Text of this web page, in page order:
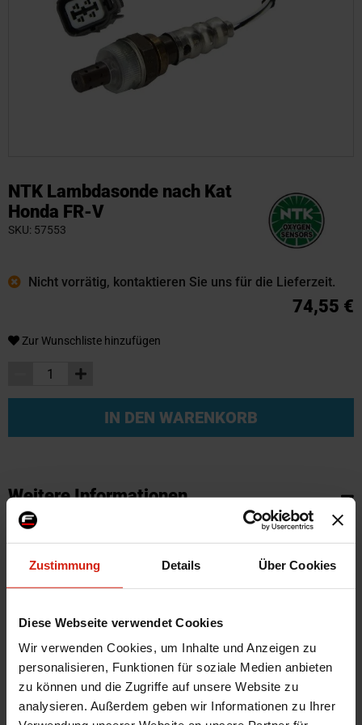
Zustimmung Details Über Cookies
Diese Webseite verwendet Cookies
Wir verwenden Cookies, um Inhalte und Anzeigen zu
personalisieren, Funktionen für soziale Medien anbieten
zu können und die Zugriffe auf unsere Website zu
analysieren. Außerdem geben wir Informationen zu Ihrer
NTK Lambdasonde nach Kat
Honda FR-V
SKU 57553
Nicht vorrätig, kontaktieren Sie uns für die Lieferzeit.
74,55 €
Zur Wunschliste hinzufügen
IN DEN WARENKORB
Anfang
der
Bildgalerie
Weitere Informationen
Weitere
Informationen
SKU
Automarkenname
Honda
Automodell Name
FR-V
Universal
Nein
Version
nach Kat